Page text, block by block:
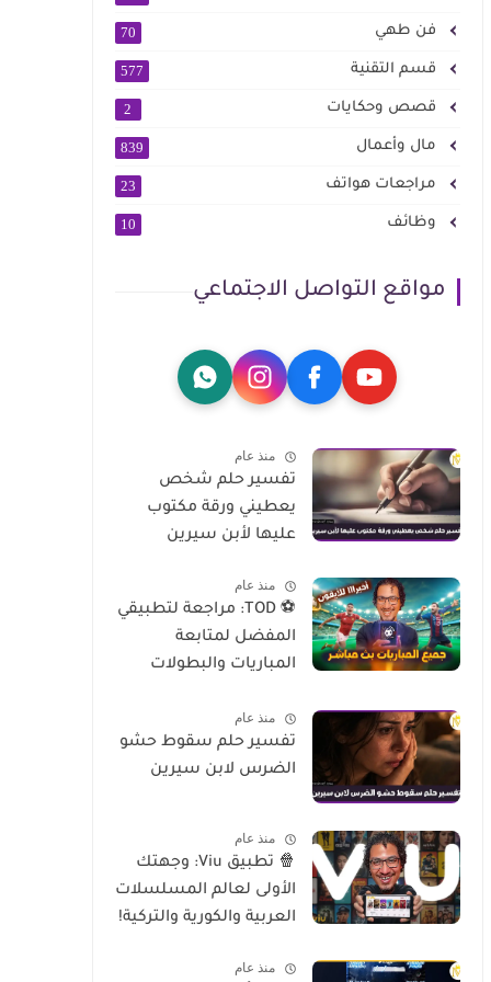
فن طهي 70
قسم التقنية 577
قصص وحكايات 2
مال وأعمال 839
مراجعات هواتف 23
وظائف 10
مواقع التواصل الاجتماعي
منذ عام
تفسير حلم شخص
يعطيني ورقة مكتوب
عليها لأبن سيرين
منذ عام
⚽ TOD: مراجعة لتطبيقي
المفضل لمتابعة
المباريات والبطولات
منذ عام
تفسير حلم سقوط حشو
الضرس لابن سيرين
منذ عام
🍿 تطبيق Viu: وجهتك
الأولى لعالم المسلسلات
العربية والكورية والتركية!
منذ عام